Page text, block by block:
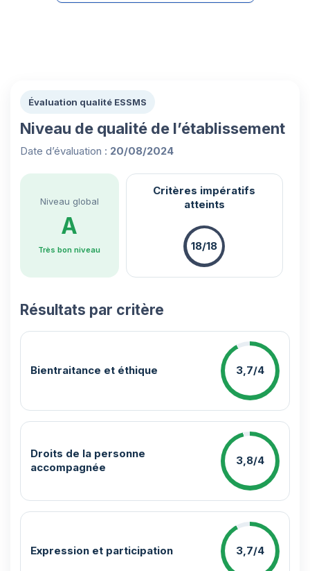
Évaluation qualité ESSMS
Niveau de qualité de l’établissement
Date d’évaluation : 20/08/2024
Niveau global
A
Très bon niveau
Critères impératifs
atteints
18/18
Résultats par critère
Bientraitance et éthique 3,7/4
Droits de la personne
accompagnée
3,8/4
Expression et participation 3,7/4